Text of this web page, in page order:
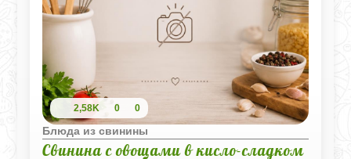
2,58K 0 0
Блюда из свинины
Свинина с овощами в кисло-сладком